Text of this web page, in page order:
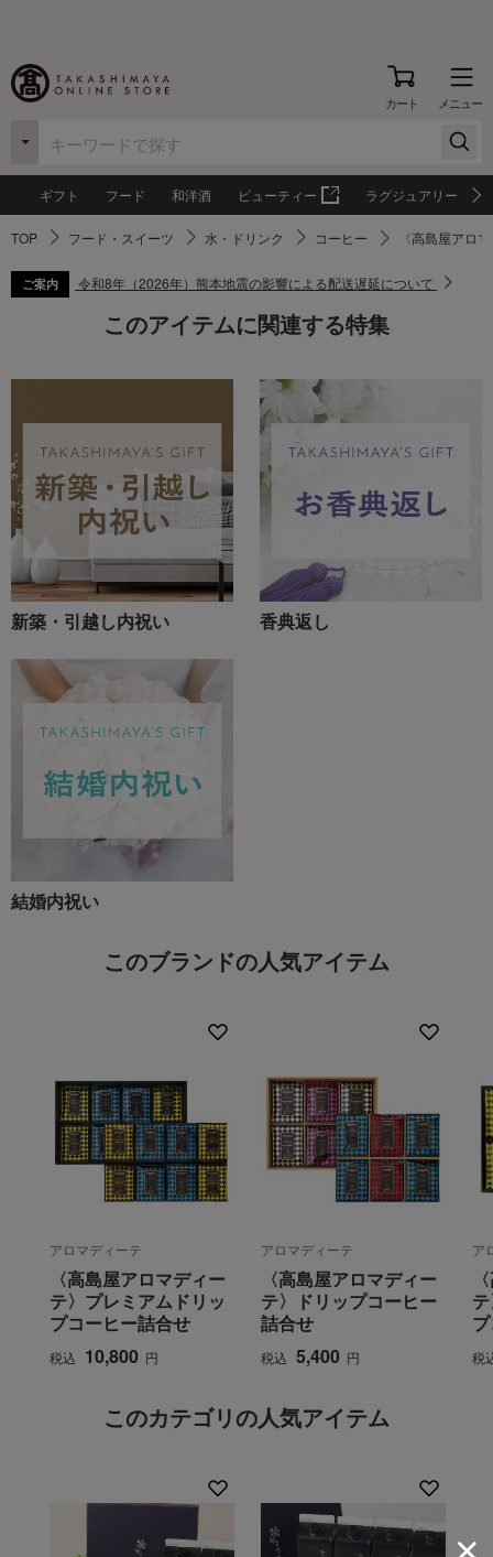
カート メニュー
ギフト フード 和洋酒 ビューティー ラグジュアリー
TOP フード・スイーツ 水・ドリンク コーヒー 〈高島屋アロ
ご案内 令和8年（2026年）熊本地震の影響による配送遅延について
このアイテムに関連する特集
新築・引越し内祝い 香典返し
結婚内祝い
このブランドの人気アイテム
アロマディーテ
〈高島屋アロマディー
テ〉プレミアムドリッ
プコーヒー詰合せ
税込 10,800 円
アロマディーテ
〈高島屋アロマディー
テ〉ドリップコーヒー
詰合せ
税込 5,400 円
ア
税
このカテゴリの人気アイテム